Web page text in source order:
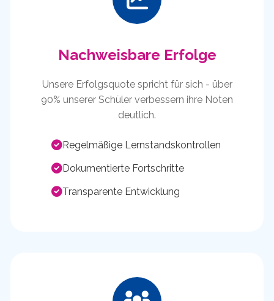
Nachweisbare Erfolge
Unsere Erfolgsquote spricht für sich - über
90% unserer Schüler verbessern ihre Noten
deutlich.
Regelmäßige Lernstandskontrollen
Dokumentierte Fortschritte
Transparente Entwicklung